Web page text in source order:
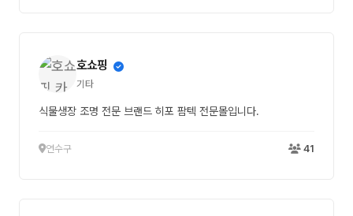
호쇼핑
기타
식물생장 조명 전문 브랜드 히포 팜텍 전문몰입니다.
연수구 41